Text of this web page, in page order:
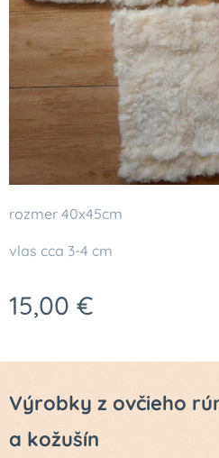
rozmer 40x45cm
vlas cca 3-4 cm
15,00 €
Výrobky z ovčieho
a kožušín